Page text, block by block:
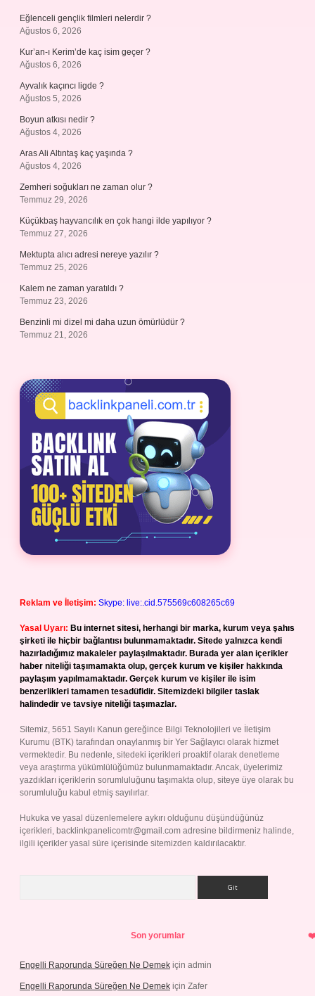
Eğlenceli gençlik filmleri nelerdir ?
Ağustos 6, 2026
Kur’an-ı Kerim’de kaç isim geçer ?
Ağustos 6, 2026
Ayvalık kaçıncı ligde ?
Ağustos 5, 2026
Boyun atkısı nedir ?
Ağustos 4, 2026
Aras Ali Altıntaş kaç yaşında ?
Ağustos 4, 2026
Zemheri soğukları ne zaman olur ?
Temmuz 29, 2026
Küçükbaş hayvancılık en çok hangi ilde yapılıyor ?
Temmuz 27, 2026
Mektupta alıcı adresi nereye yazılır ?
Temmuz 25, 2026
Kalem ne zaman yaratıldı ?
Temmuz 23, 2026
Benzinli mi dizel mi daha uzun ömürlüdür ?
Temmuz 21, 2026
Reklam ve İletişim: Skype: live:.cid.575569c608265c69
Yasal Uyarı: Bu internet sitesi, herhangi bir marka, kurum veya şahıs
şirketi ile hiçbir bağlantısı bulunmamaktadır. Sitede yalnızca kendi
hazırladığımız makaleler paylaşılmaktadır. Burada yer alan içerikler
haber niteliği taşımamakta olup, gerçek kurum ve kişiler hakkında
paylaşım yapılmamaktadır. Gerçek kurum ve kişiler ile isim
benzerlikleri tamamen tesadüfidir. Sitemizdeki bilgiler taslak
halindedir ve tavsiye niteliği taşımazlar.
Sitemiz, 5651 Sayılı Kanun gereğince Bilgi Teknolojileri ve İletişim
Kurumu (BTK) tarafından onaylanmış bir Yer Sağlayıcı olarak hizmet
vermektedir. Bu nedenle, sitedeki içerikleri proaktif olarak denetleme
veya araştırma yükümlülüğümüz bulunmamaktadır. Ancak, üyelerimiz
yazdıkları içeriklerin sorumluluğunu taşımakta olup, siteye üye olarak bu
sorumluluğu kabul etmiş sayılırlar.
Hukuka ve yasal düzenlemelere aykırı olduğunu düşündüğünüz
içerikleri, backlinkpanelicomtr@gmail.com adresine bildirmeniz halinde,
ilgili içerikler yasal süre içerisinde sitemizden kaldırılacaktır.
Son yorumlar
Engelli Raporunda Süreğen Ne Demek için admin
Engelli Raporunda Süreğen Ne Demek için Zafer